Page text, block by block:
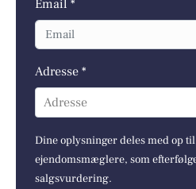
Email *
Adresse *
Adresse
Dine oplysninger deles med op
ejendomsmæglere, som
salgsvurdering.